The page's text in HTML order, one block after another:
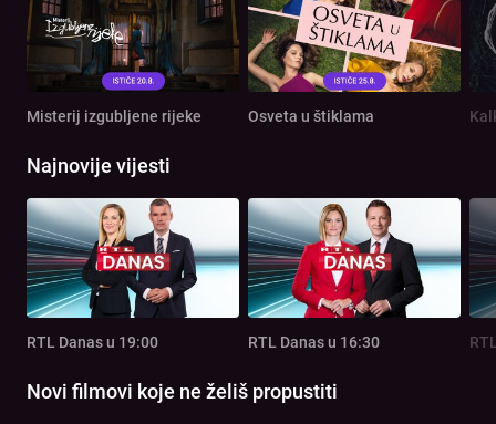
Misterij izgubljene rijeke Osveta u štiklama
Najnovije vijesti
RTL Danas u 19:00 RTL Danas u 16:30
Novi filmovi koje ne želiš propustiti